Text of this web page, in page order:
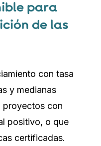
para
de las
con tasa
y medianas
proyectos con
positivo, o que
certificadas.